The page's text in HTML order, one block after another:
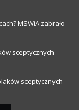
MSWiA zabrało
sceptycznych
sceptycznych